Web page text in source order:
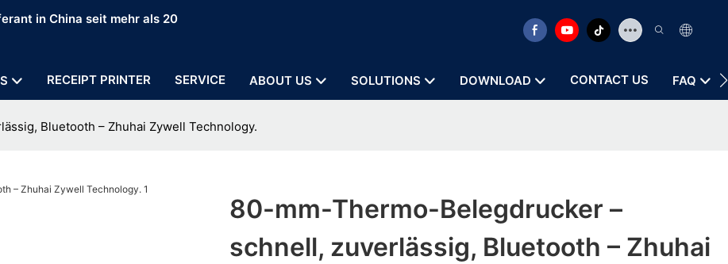
in China seit mehr als 20
RECEIPT PRINTER SERVICE ABOUT US SOLUTIONS DOWNLOAD CONTACT US FAQ
Bluetooth – Zhuhai Zywell Technology.
80-mm-Thermo-Belegdrucker –
schnell, zuverlässig, Bluetooth – Zhuhai